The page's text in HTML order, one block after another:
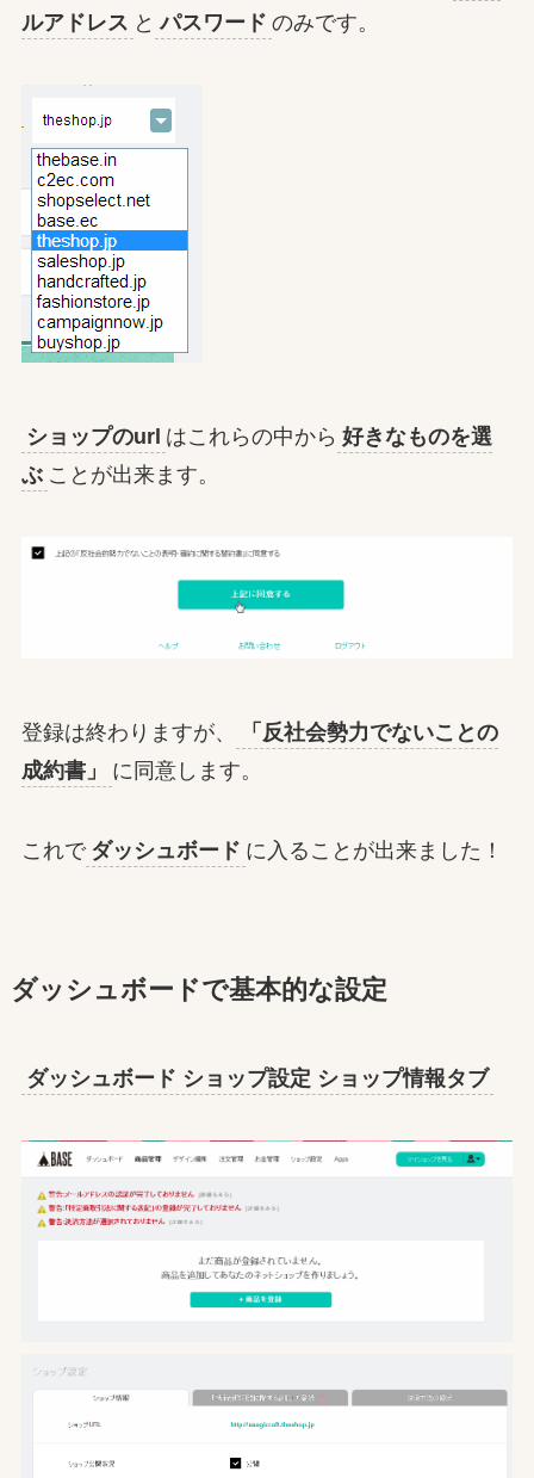
ルアドレス と パスワード のみです。
ショップのurl はこれらの中から 好きなものを選
ぶ ことが出来ます。
登録は終わりますが、
「反社会勢力でないことの
成約書」
に同意します。
これで ダッシュボード に入ることが出来ました！
ダッシュボードで基本的な設定
ダッシュボード ショップ設定 ショップ情報タブ